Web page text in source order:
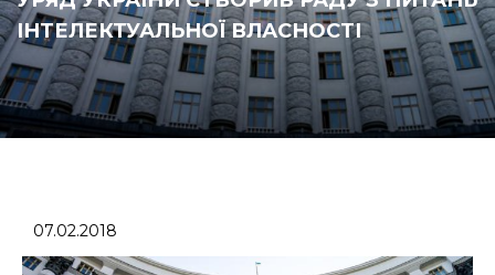
ІНТЕЛЕКТУАЛЬНОЇ ВЛАСНОСТІ
07.02.2018